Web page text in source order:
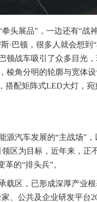
头展品”，一边还有“战
·巴顿，很多人就会想到
顿战车吸引了众多目光
棱角分明的轮廓与宽体
搭配矩阵式LED大灯，
源汽车发展的“主战场”
区为目标，近年来，正
的“排头兵”。
载区，已形成深厚产业
、公共及企业研发平台